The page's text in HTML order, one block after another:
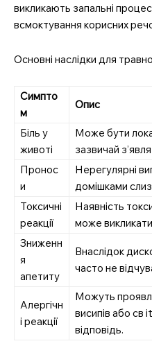
викликають запальні
всмоктування корисних
Основні наслідки для
Симпто
м
Опис
Біль у
животі
Може бути
зазвичай
Пронос
и
Нерегулярні
домішками
Токсичні
реакції
Наявність
може
Зниженн
я
апетиту
Внаслідок
часто не
Алергічн
і реакції
Можуть
висипів або св
відповідь.